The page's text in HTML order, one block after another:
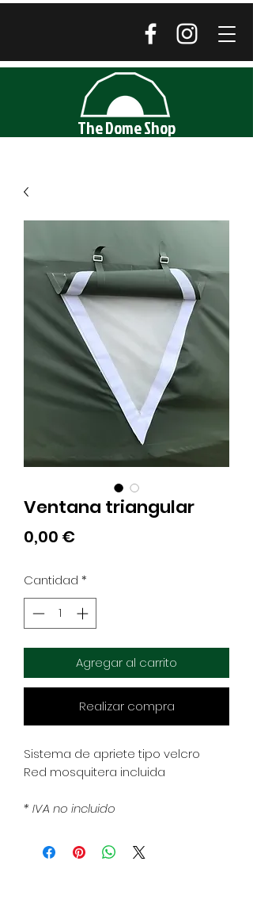
The Dome Shop
Ventana triangular
0,00 €Precio
Cantidad *
Agregar al carrito
Realizar compra
Sistema de apriete tipo velcro
Red mosquitera incluida
* IVA no incluido